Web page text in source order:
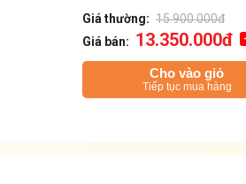
Giá thường: 15.900.000đ
Giá bán: 13.350.000đ
Cho vào giỏ
Tiếp tục mua hàng